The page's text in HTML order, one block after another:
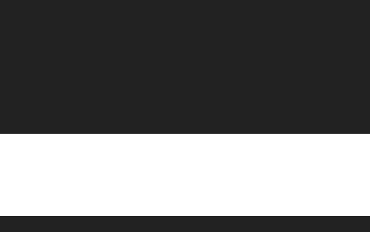
온라인에서 주문 후 오프라인 매장에서 상품을 수